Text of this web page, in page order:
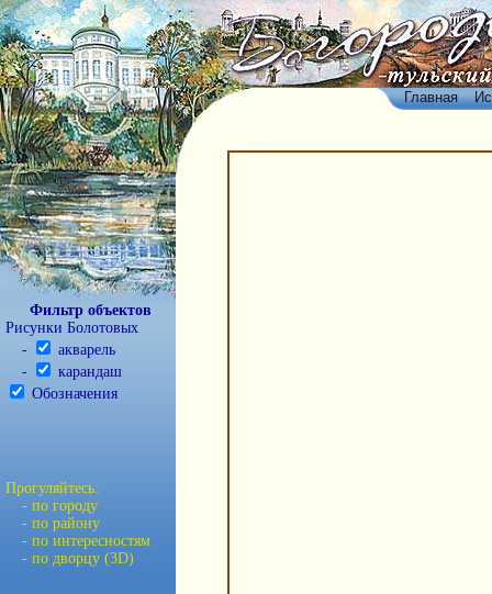
Фильтр объектов
Рисунки Болотовых
-
акварель
-
карандаш
Обозначения
Прогуляйтесь:
- по городу
- по району
- по интересностям
- по дворцу (3D)
Главная